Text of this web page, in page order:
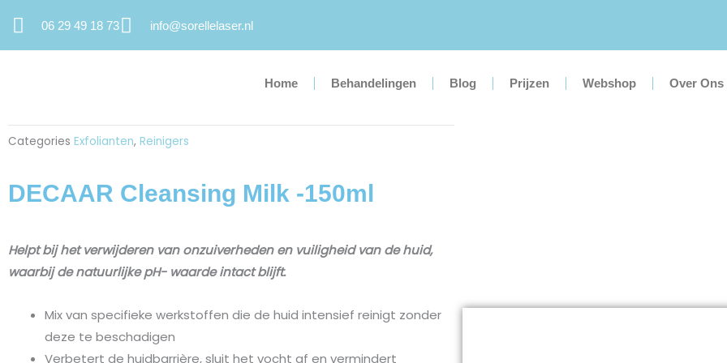
naar
de
06 29 49 18 73 info@sorellelaser.nl
Home Behandelingen Blog Prijzen Webshop Over Ons
Categories Exfolianten, Reinigers
DECAAR Cleansing Milk -150ml
Helpt bij het verwijderen van onzuiverheden en vuiligheid van de huid,
waarbij de natuurlijke pH- waarde intact blijft.
Mix van specifieke werkstoffen die de huid intensief reinigt zonder
deze te beschadigen
Verbetert de huidbarrière, sluit het vocht af en vermindert